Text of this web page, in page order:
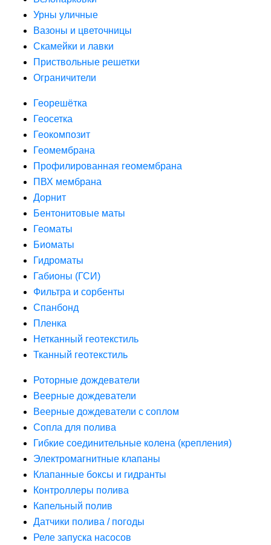
Урны уличные
Вазоны и цветочницы
Скамейки и лавки
Приствольные решетки
Ограничители
Георешётка
Геосетка
Геокомпозит
Геомембрана
Профилированная геомембрана
ПВХ мембрана
Дорнит
Бентонитовые маты
Геоматы
Биоматы
Гидроматы
Габионы (ГСИ)
Фильтра и сорбенты
Спанбонд
Пленка
Нетканный геотекстиль
Тканный геотекстиль
Роторные дождеватели
Веерные дождеватели
Веерные дождеватели с соплом
Сопла для полива
Гибкие соединительные колена (крепления)
Электромагнитные клапаны
Клапанные боксы и гидранты
Контроллеры полива
Капельный полив
Датчики полива / погоды
Реле запуска насосов